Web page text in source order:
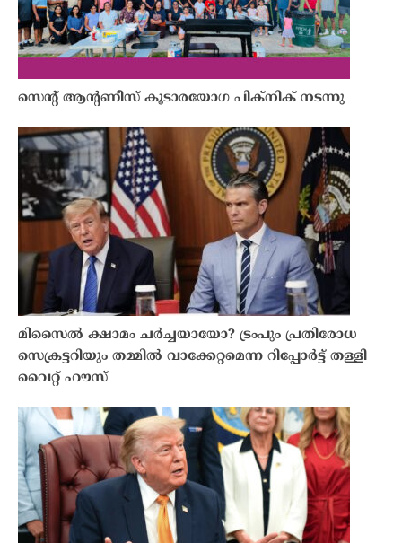
സെൻ്റ് ആൻ്റണീസ് കൂടാരയോഗ പിക്നിക് നടന്നു
മിസൈൽ ക്ഷാമം ചർച്ചയായോ? ട്രംപും പ്രതിരോധ
സെക്രട്ടറിയും തമ്മിൽ വാക്കേറ്റമെന്ന റിപ്പോർട്ട് തള്ളി
വൈറ്റ് ഹൗസ്